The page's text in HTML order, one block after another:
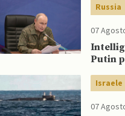
Russia
07
Putin
Ucraina
Israele
07